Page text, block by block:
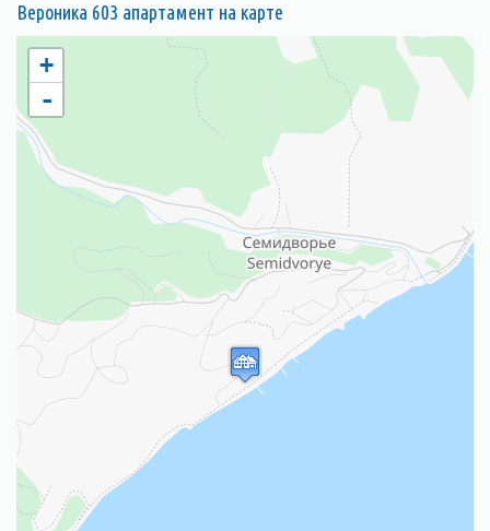
Вероника 603 апартамент на карте
+
-